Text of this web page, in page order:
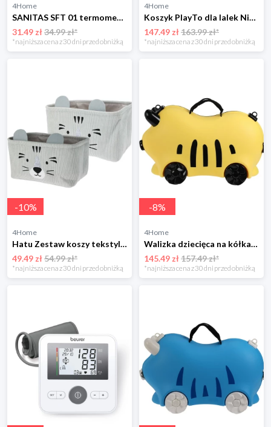
4Home
SANITAS SFT 01 termometr cyfrowy Sanitas
31.49 zł34.99 zł*
*najniższa cena z 30 dni przed obniżką
4Home
Koszyk PlayTo dla lalek Nicole, różowy
147.49 zł163.99 zł*
*najniższa cena z 30 dni przed obniżką
-10%
4Home
Hatu Zestaw koszy tekstylnych dla dzieci, szary, 2szt. 4-Home
49.49 zł54.99 zł*
*najniższa cena z 30 dni przed obniżką
-8%
4Home
Walizka dziecięca na kółkach, żółta, 52 x 21 x 32cm 4-Home
145.49 zł157.49 zł*
*najniższa cena z 30 dni przed obniżką